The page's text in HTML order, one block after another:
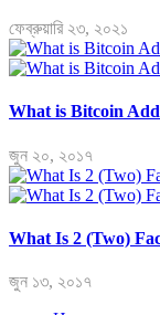
ফেব্রুয়ারি ২৩, ২০২১
What is Bitcoin
জুন ২০, ২০১৭
What Is 2 (Two)
জুন ১৩, ২০১৭